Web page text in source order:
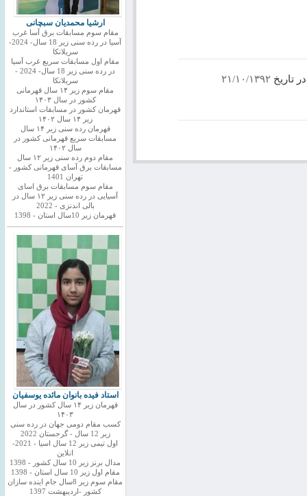
تاریخ۲۱/۱۰/۱۳۹۲
ارشیا محمدیان سبچانی
مقام سوم مسابقات برق آسا غرب
آسیا در رده سنی زیر 18 سال- 2024-
سریلانکا
مقام اول مسابقات سریع غرب آسیا
در رده سنی زیر 18 سال- 2024 -
سریلانکا
مقام سوم زیر ۱۴ سال قهرمانی
کشور در سال ۱۴۰۳
قهرمان کشور در مسابقات استاندارد
زیر ۱۴ سال ۱۴۰۲
قهرمان رده سنی زیر ۱۴ سال
مسابقات سریع قهرمانی کشور در
سال ۱۴۰۲
مقام دوم رده سنی زیر ۱۲ سال
مسابقات برق آسای قهرمانی کشور -
تهران 1401
مقام سوم مسابقات برق اسای
آسیایی در رده سنی زیر ۱۲ سال در
بالی اندنزی - 2022
قهرمان زیر 10سال استان - 1398
استاد فیده بانوان مائده یوسفیان
قهرمان زیر ۱۴ سال کشور در سال
۱۴۰۳
کسب مقام دومی جهان در رده سنی
زیر 12 سال - گرجستان 2022
اول تیمی زیر 12 سال اسیا - 2021-
انلاین
مدال برنز زیر 10 سال کشور - 1398
مقام اول زیر 10 سال استان - 1398
مقام سوم زیر 8سال جام اینده سازان
کشور -اردیبهشت 1397